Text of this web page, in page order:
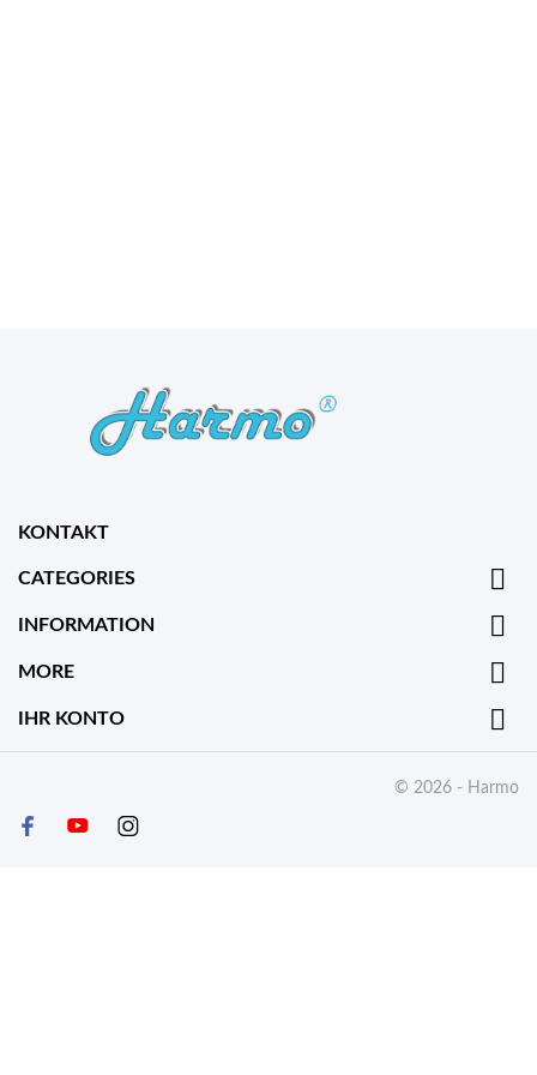
KONTAKT
CATEGORIES 
INFORMATION 
MORE 
IHR KONTO 
© 2026 - Harmo